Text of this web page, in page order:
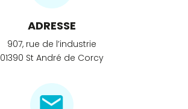
ADRESSE
907, rue de l’industrie
01390 St André de Corcy